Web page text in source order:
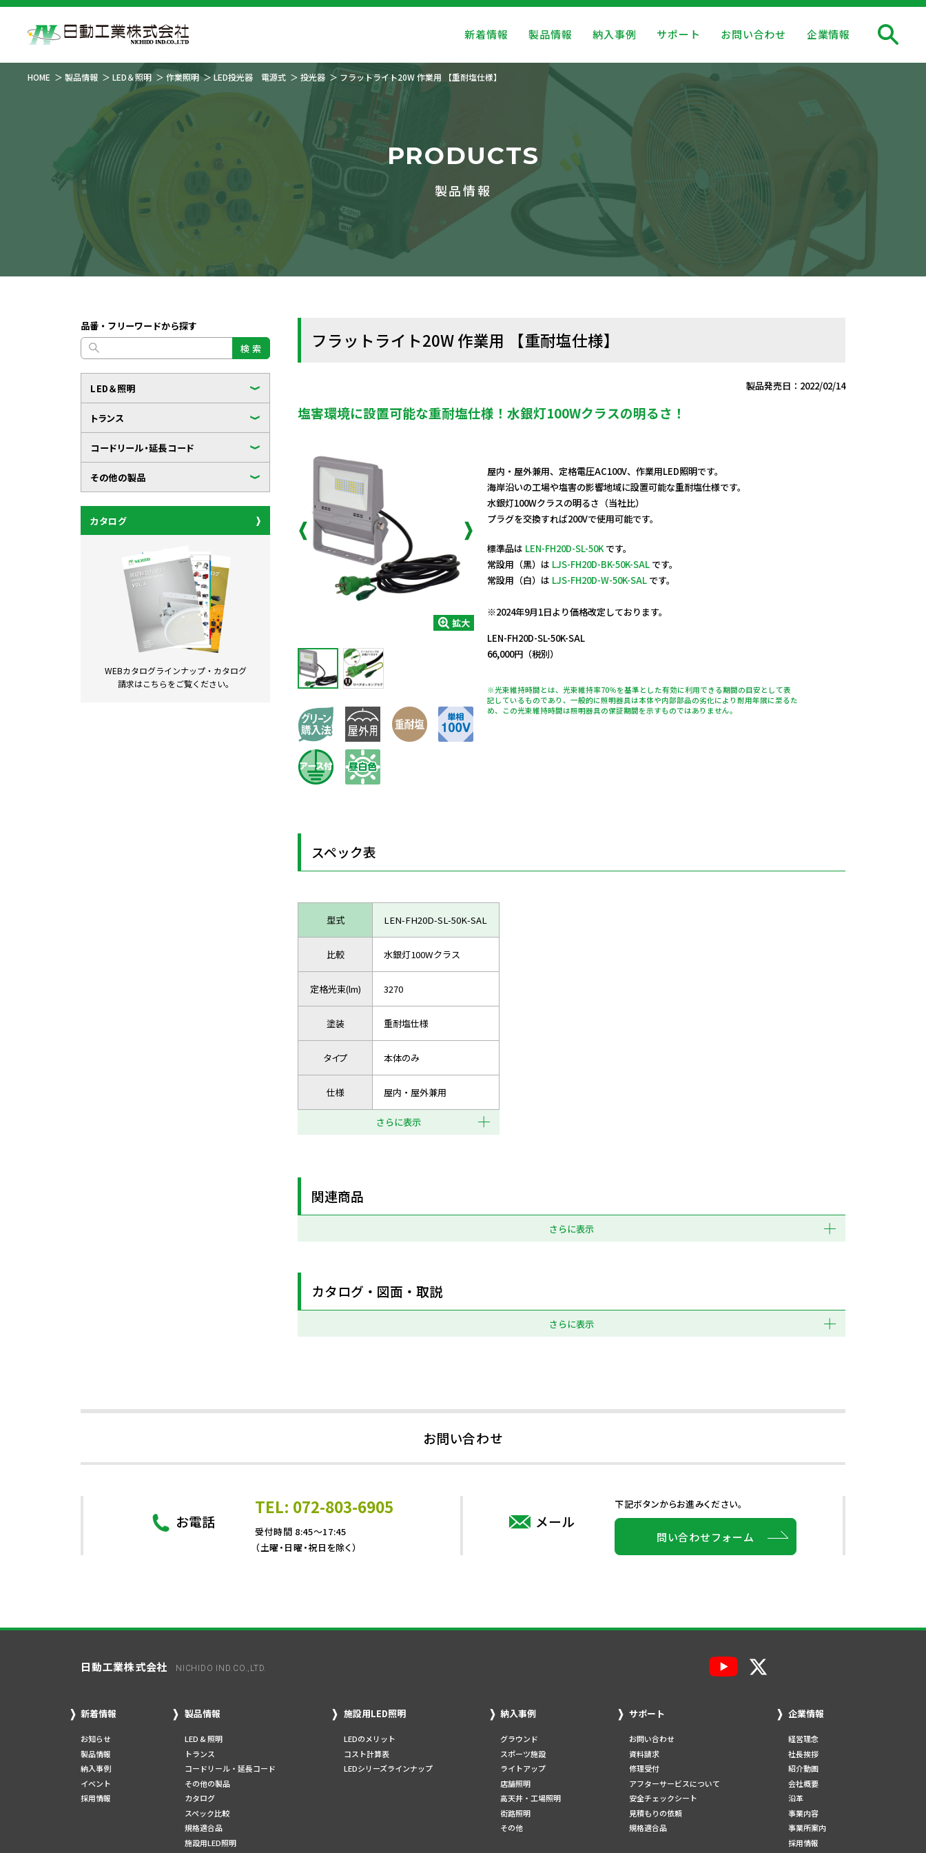
新着情報 製品情報 納入事例 サポート お問い合わせ 企業情報
HOME 製品情報 LED＆照明 作業照明 LED投光器 電源式 投光器 フラットライト20W 作業用 【重耐塩仕様】
PRODUCTS
製品情報
品番・フリーワードから探す
検 索
LED＆照明
トランス
コードリール・延長コード
その他の製品
カタログ
WEBカタログラインナップ・ カタログ
請求はこちらをご覧ください。
フラットライト20W 作業用 【重耐塩仕様】
製品発売日：2022/02/14
塩害環境に設置可能な重耐塩仕様！水銀灯100Wクラスの明るさ！
拡大
屋内・屋外兼用、定格電圧AC100V、作業用LED照明です。
海岸沿いの工場や塩害の影響地域に設置可能な重耐塩仕様です。
水銀灯100Wクラスの明るさ（当社比）
プラグを交換すれば200Vで使用可能です。
標準品は LEN-FH20D-SL-50Kです。
常設用（黒）は LJS-FH20D-BK-50K-SALです。
常設用（白）は LJS-FH20D-W-50K-SALです。
※2024年9月1日より価格改定しております。
LEN-FH20D-SL-50K-SAL
66,000円（税別）
※光束維持時間とは、光束維持率70％を基準とした有効に利用できる期間の目安として表
記しているものであり、一般的に照明器具は本体や内部部品の劣化により耐用年限に至るた
め、この光束維持時間は照明器具の保証期間を示すものではありません。
スペック表
型式 LEN-FH20D-SL-50K-SAL
比較 水銀灯100Wクラス
定格光束(lm) 3270
塗装 重耐塩仕様
タイプ 本体のみ
仕様 屋内・屋外兼用
さらに表示
関連商品
さらに表示
カタログ・図面・取説
さらに表示
お問い合わせ
お電話
TEL: 072-803-6905
受付時間 8:45～17:45
（土曜・日曜・祝日を除く）
メール
下記ボタンからお進みください。
問い合わせフォーム
日動工業株式会社 NICHIDO IND.CO.,LTD.
新着情報
お知らせ
製品情報
納入事例
イベント
採用情報
製品情報
LED & 照明
トランス
コードリール・延長コード
その他の製品
カタログ
スペック比較
規格適合品
施設用LED照明
施設用LED照明
LEDのメリット
コスト計算表
LEDシリーズラインナップ
納入事例
グラウンド
スポーツ施設
ライトアップ
店舗照明
高天井・工場照明
街路照明
その他
サポート
お問い合わせ
資料請求
修理受付
アフターサービスについて
安全チェックシート
見積もりの依頼
規格適合品
企業情報
経営理念
社長挨拶
紹介動画
会社概要
沿革
事業内容
事業所案内
採用情報